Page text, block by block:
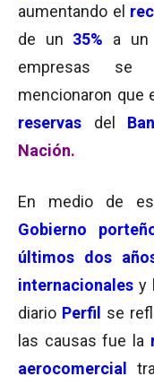
aumentando el
de un 35% a
empresas se
mencionaron que
reservas del
Nación.
En medio de
Gobierno
últimos dos
internacionales y
diario Perfil
se
las causas fue la
aerocomercial